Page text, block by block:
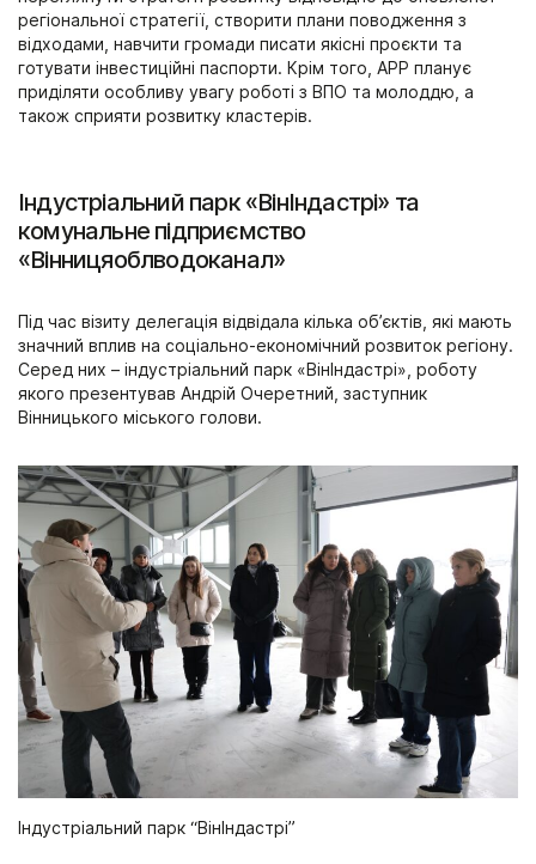
регіональної стратегії, створити плани поводження з
відходами, навчити громади писати якісні проєкти та
готувати інвестиційні паспорти. Крім того, АРР планує
приділяти особливу увагу роботі з ВПО та молоддю, а
також сприяти розвитку кластерів.
Індустріальний парк «ВінІндастрі» та
комунальне підприємство
«Вінницяоблводоканал»
Під час візиту делегація відвідала кілька об’єктів, які мають
значний вплив на соціально-економічний розвиток регіону.
Серед них – індустріальний парк «ВінІндастрі», роботу
якого презентував Андрій Очеретний, заступник
Вінницького міського голови.
Індустріальний парк “ВінІндастрі”